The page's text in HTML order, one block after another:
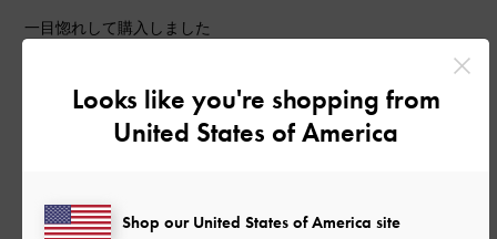
一目惚れして購入しました
前のポケットにスマホを収納したかったのですが 私のスマホ
は入りませんでした
Looks like you're shopping from
United States of America
Shop our United States of America site